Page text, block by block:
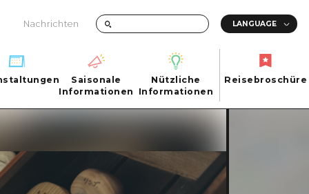
Nachrichten
City
Saisonale
Informationen
Nützliche
Informationen
Informationen
Foto-Download
Reisebroschüre